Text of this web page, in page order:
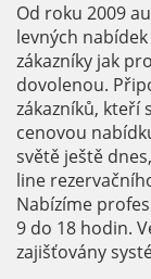
Od roku 2009
levných
zákazníky jak
dovolenou.
zákazníků, kteří
cenovou
světě ještě
line
Nabízíme
9 do 18 hodin.
zajišťovány